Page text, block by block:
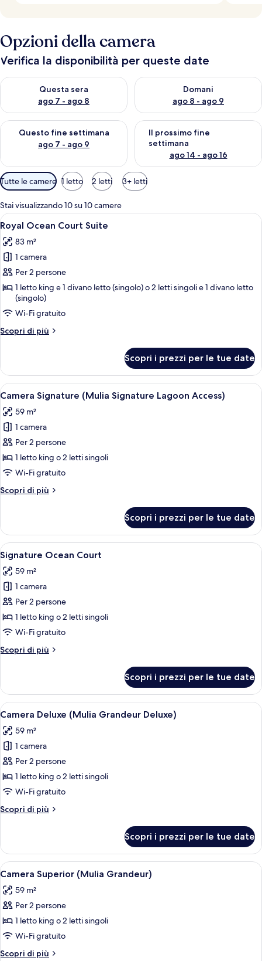
Opzioni della camera
Verifica la disponibilità per queste date
Questa sera
ago 7 - ago 8
Verifica la disponibilità per questa sera, ago 7 - ago 8
Domani
ago 8 - ago 9
Verifica la disponibilità per
Questo fine settimana
ago 7 - ago 9
Verifica la disponibilità per questo fine settimana, ago 7 - ago
Il prossimo fine
settimana
ago 14 - ago 16
Verifica la disponibilità per il
Filtri
disponibili
per
le
camere
Tutte le camere 1 letto 2 letti 3+ letti
Stai visualizzando 10 su 10 camere
Apri
tutte
le
foto
per
Royal
Ocean
Court
Suite
Camera d'albergo con un ampio
5
Royal Ocean Court Suite
83 m²
1 camera
Per 2 persone
1 letto king e 1 divano letto (singolo) o 2 letti singoli e 1 divano letto
(singolo)
Wi-Fi gratuito
Scopri di più
Altri
Ocean
Court
Suite
Scopri i prezzi per le tue date
Apri
tutte
le
foto
per
Camera
Signature
Signature
Una camera d'albergo con un letto
5
Camera Signature (Mulia Signature Lagoon Access)
59 m²
1 camera
Per 2 persone
1 letto king o 2 letti singoli
Wi-Fi gratuito
Scopri di più
Altri
Signature
(Mulia
Signature
Lagoon
Access)
Scopri i prezzi per le tue date
Apri
tutte
le
foto
per
Signature
Ocean
Camera d'albergo con un letto
5
Signature Ocean Court
59 m²
1 camera
Per 2 persone
1 letto king o 2 letti singoli
Wi-Fi gratuito
Scopri di più
Altri
Ocean
Court
Scopri i prezzi per le tue date
Apri
tutte
le
foto
per
Camera
Deluxe
Grandeur
Una camera d'albergo con un letto
5
Camera Deluxe (Mulia Grandeur Deluxe)
59 m²
1 camera
Per 2 persone
1 letto king o 2 letti singoli
Wi-Fi gratuito
Scopri di più
Altri
Deluxe
(Mulia
Grandeur
Scopri i prezzi per le tue date
Apri
tutte
le
foto
per
Camera
Superior
Una camera d'albergo con un letto
5
Camera Superior (Mulia Grandeur)
59 m²
Per 2 persone
1 letto king o 2 letti singoli
Wi-Fi gratuito
Scopri di più
Altri